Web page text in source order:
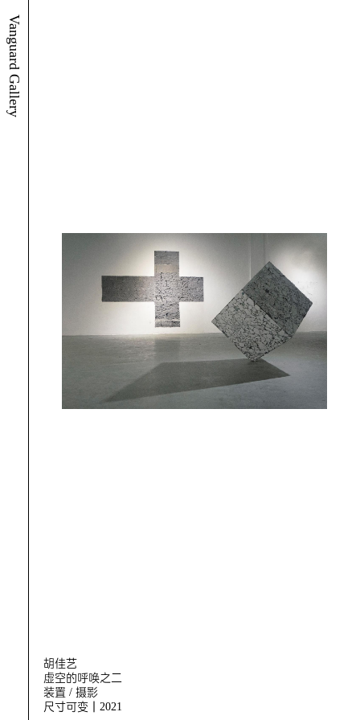
Vanguard Gallery
胡佳艺
虚空的呼唤之二
装置 / 摄影
尺寸可变｜2021